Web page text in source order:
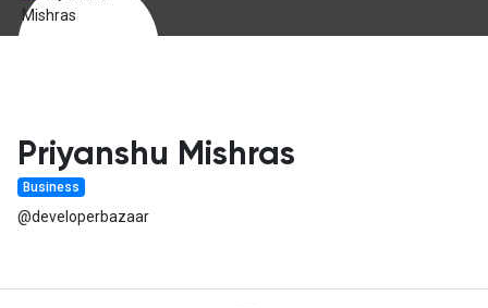
Discover Blogs
Discover Grupuri
Priyanshu Mishras
Business
@developerbazaar